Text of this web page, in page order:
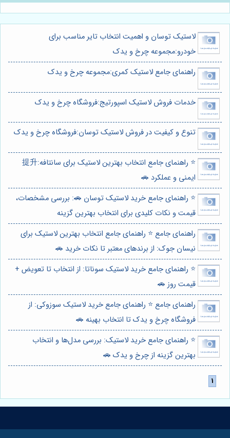
لاستیک توسان و اهمیت انتخاب تایر مناسب برای
خودرو:مجموعه چرخ و یدک
راهنمای جامع لاستیک کمری:مجموعه چرخ و یدک
خدمات فروش لاستیک اسپورتیج:فروشگاه چرخ و یدک
تنوع و کیفیت در فروش لاستیک توسان:فروشگاه چرخ و یدک
⭐️ راهنمای جامع انتخاب بهترین لاستیک برای سانتافه:提升
ایمنی و عملکرد 🚗
⭐️ راهنمای جامع خرید لاستیک توسان 🚗: بررسی مشخصات،
قیمت و نکات کلیدی برای انتخاب بهترین گزینه
راهنمای جامع ⭐️ راهنمای جامع انتخاب بهترین لاستیک برای
نیسان جوک: از برندهای معتبر تا نکات خرید 🚗
⭐️ راهنمای جامع خرید لاستیک سوناتا: از انتخاب تا تعویض +
قیمت روز 🚗
راهنمای جامع ⭐️ راهنمای جامع خرید لاستیک سوزوکی: از
فروشگاه چرخ و یدک تا انتخاب بهینه 🚗
⭐️ راهنمای جامع خرید لاستیک: بررسی مدل‌ها و انتخاب
بهترین گزینه از چرخ و یدک 🚗